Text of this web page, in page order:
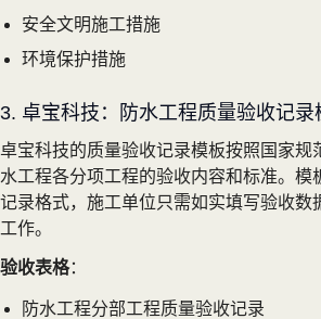
安全文明施工措施
环境保护措施
3. 卓宝科技：防水工程质量验收记录
卓宝科技的质量验收记录模板按照国家规
水工程各分项工程的验收内容和标准。模
记录格式，施工单位只需如实填写验收数
工作。
验收表格：
防水工程分部工程质量验收记录